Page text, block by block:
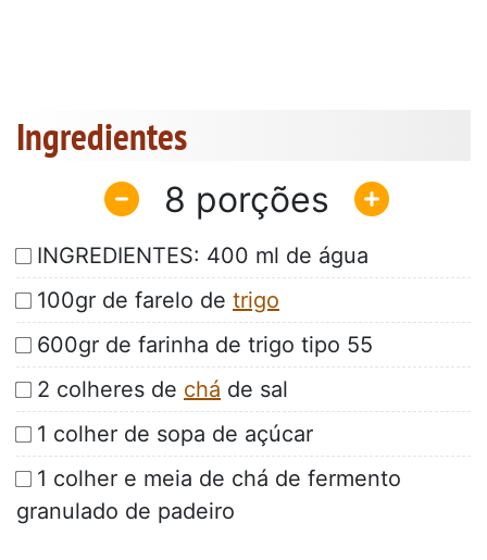
Ingredientes
8
INGREDIENTES: 400 ml de água
100gr de farelo de trigo
600gr de farinha de trigo tipo 55
2 colheres de chá de sal
1 colher de sopa de açúcar
1 colher e meia de chá de fermento
granulado de padeiro